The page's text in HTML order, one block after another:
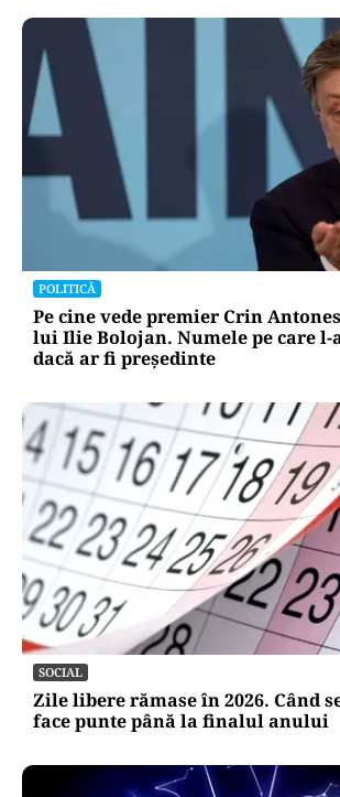
POLITICĂ
Pe cine vede premier Crin
lui Ilie Bolojan. Numele pe care l-
dacă ar fi președinte
SOCIAL
Zile libere rămase în 2026. Când
face punte până la finalul anului